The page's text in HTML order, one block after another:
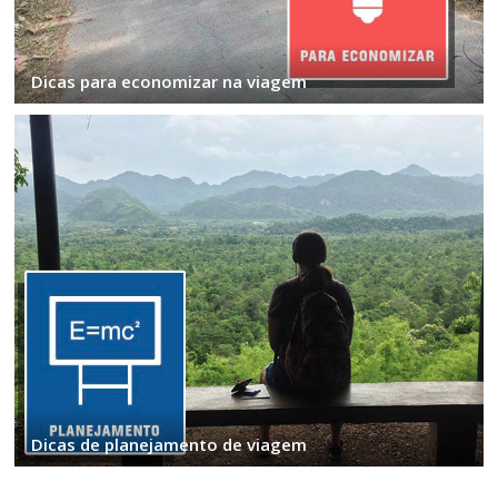
Dicas para economizar na viagem
Dicas de planejamento de viagem